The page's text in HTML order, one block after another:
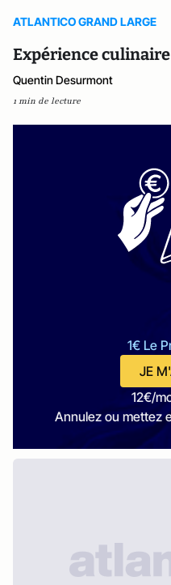
ATLANTICO GRAND LARGE
Expérience
Quentin Desurmont
1 min de lecture
1€ Le
JE
12€/
Annulez ou mettez